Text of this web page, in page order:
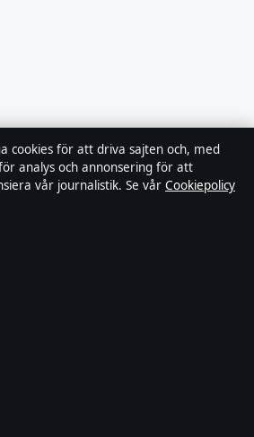
cookies för att driva sajten och, med
analys och annonsering för att
vår journalistik. Se vår Cookiepolicy